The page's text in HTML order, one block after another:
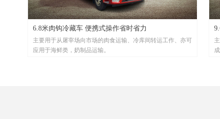
6.8米肉钩冷藏车 便携式操作省时省力
主要用于从屠宰场向市场的肉食运输、冷库间转运工作、亦可
应用于海鲜类，奶制品运输。